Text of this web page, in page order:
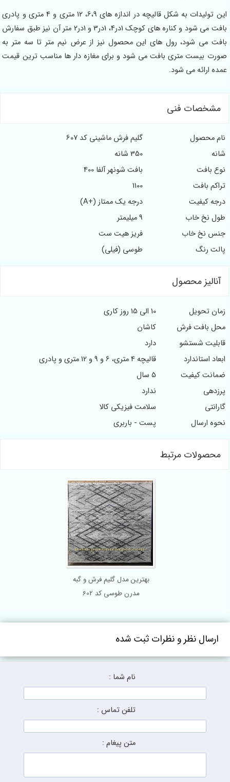
این تولیدات به شکل قالیچه در اندازه های 6،9، 12 متری و 4 متری و پادری
بافت می شود و کناره های کوچک 1در4، 1در3 و 1در2 متر آن نیز طبق سفارش
می شود، رول های این محصول نیز از عرض نیم متر تا سه متر به
بیست متری بافت می شود و برای مغازه دار ها مناسب ترین قیمت
ارائه می شود.
مشخصات فنی
محصول
گلیم فرش ماشینی کد 607
350 شانه
بافت
بافت شونهر آلفا 400
بافت
1100
کیفیت
درجه یک ممتاز (+A)
نخ خاب
نخ خاب
فریز هیت ست
رنگ
طوسی (فیلی)
آنالیز محصول
تحویل
بافت فرش
کاشان
شستشو
دارد
استاندارد
قالیچه 4 متری، 6 و 9 و 12 متری و پادری
کیفیت
ندارد
سلامت فیزیکی کالا
ارسال
پست - باربری
محصولات مرتبط
بهترین مدل گلیم فرش و گبه
مدرن طوسی کد 602
ارسال نظر و نظرات ثبت شده
نام شما :
تلفن تماس :
متن پیغام :